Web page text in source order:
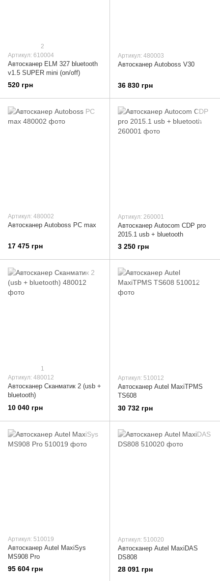
2
Артикул: 610004
Автосканер ELM 327 bluetooth
v1.5 SUPER mini (on/off)
520 грн
Артикул: 480003
Автосканер Autoboss V30
36 830 грн
Артикул: 480002
Автосканер Autoboss PC max
17 475 грн
Артикул: 260001
Автосканер Autocom CDP pro
2015.1 usb + bluetooth
3 250 грн
1
Артикул: 480012
Автосканер Сканматик 2 (usb +
bluetooth)
10 040 грн
Артикул: 510012
Автосканер Autel MaxiTPMS
TS608
30 732 грн
Артикул: 510019
Автосканер Autel MaxiSys
MS908 Pro
95 604 грн
Артикул: 510020
Автосканер Autel MaxiDAS
DS808
28 091 грн